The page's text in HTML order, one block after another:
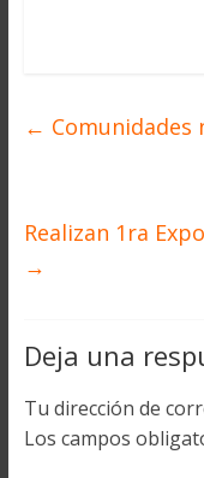
← Comunidades
Realizan 1ra
→
Deja una
Tu dirección de
Los campos